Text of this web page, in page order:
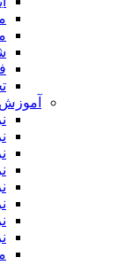
شیمی
فیزیک
آموزش